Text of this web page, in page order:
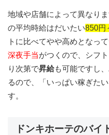
地域や店舗によって異なり
の平均時給はだいたい850円
トに比べてやや高めとなっ
深夜手当がつくので、シフ
り次第で昇給も可能ですし
るので、「いっぱい稼ぎた
す。
ドンキホーテのバイ